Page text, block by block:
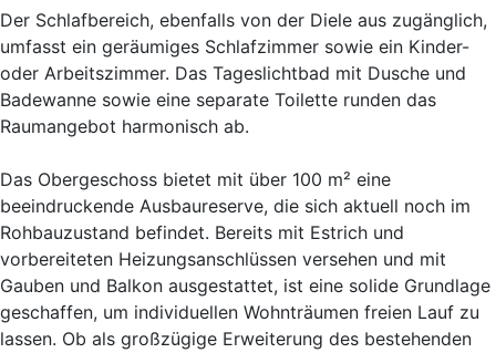
Der Schlafbereich, ebenfalls von der Diele aus zugänglich,
umfasst ein geräumiges Schlafzimmer sowie ein Kinder-
oder Arbeitszimmer. Das Tageslichtbad mit Dusche und
Badewanne sowie eine separate Toilette runden das
Raumangebot harmonisch ab.
Das Obergeschoss bietet mit über 100 m² eine
beeindruckende Ausbaureserve, die sich aktuell noch im
Rohbauzustand befindet. Bereits mit Estrich und
vorbereiteten Heizungsanschlüssen versehen und mit
Gauben und Balkon ausgestattet, ist eine solide Grundlage
geschaffen, um individuellen Wohnträumen freien Lauf zu
lassen. Ob als großzügige Erweiterung des bestehenden